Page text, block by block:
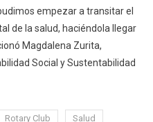
empezar a transitar el
de la salud, haciéndola llegar
Magdalena Zurita,
Social y Sustentabilidad
Rotary Club Salud